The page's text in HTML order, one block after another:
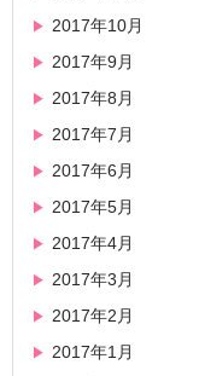
2017年10月
2017年9月
2017年8月
2017年7月
2017年6月
2017年5月
2017年4月
2017年3月
2017年2月
2017年1月